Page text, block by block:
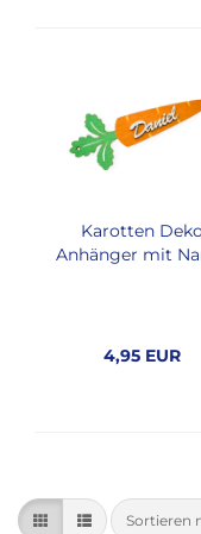
Karotten
Anhänger mit
4,95 EUR
Sortieren
Sortieren